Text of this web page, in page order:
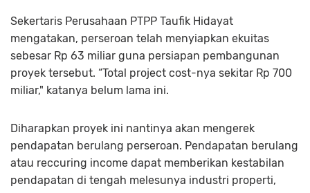
Sekertaris Perusahaan PTPP Taufik Hidayat
mengatakan, perseroan telah menyiapkan ekuitas
sebesar Rp 63 miliar guna persiapan pembangunan
proyek tersebut. “Total project cost-nya sekitar Rp 700
miliar," katanya belum lama ini.
Diharapkan proyek ini nantinya akan mengerek
pendapatan berulang perseroan. Pendapatan berulang
atau reccuring income dapat memberikan kestabilan
pendapatan di tengah melesunya industri properti,